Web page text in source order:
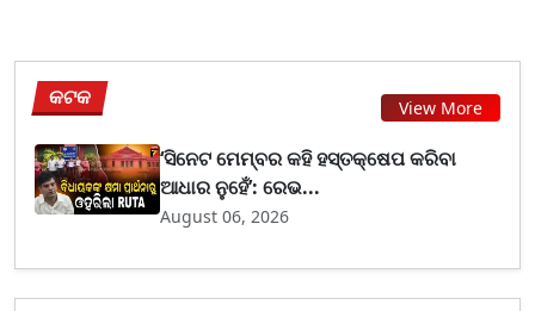
କଟକ View More
‘ସିନେଟ ମେମ୍ବର କହି ହସ୍ତକ୍ଷେପ କରିବା
ଆଧାର ନୁହେଁ’: ରେଭ...
August 06, 2026